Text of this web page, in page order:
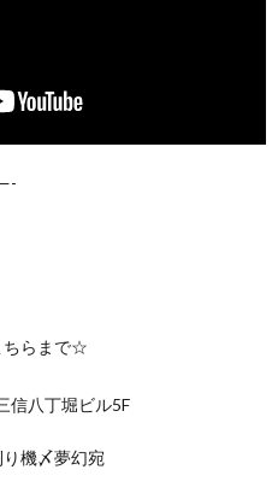
ちらまで☆
信八丁堀ビル5F
機〆夢幻宛